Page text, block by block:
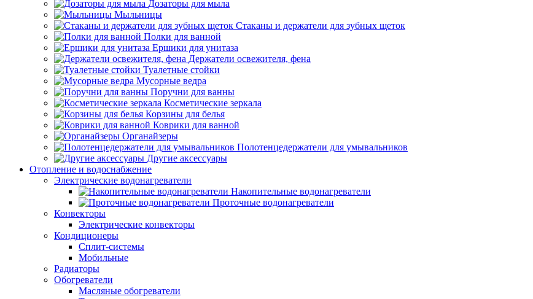
Дозаторы для мыла
Мыльницы
Стаканы и держатели для зубных щеток
Полки для ванной
Ершики для унитаза
Держатели освежителя, фена
Туалетные стойки
Мусорные ведра
Поручни для ванны
Косметические зеркала
Корзины для белья
Коврики для ванной
Органайзеры
Полотенцедержатели для умывальников
Другие аксессуары
Отопление и водоснабжение
Электрические водонагреватели
Накопительные водонагреватели
Проточные водонагреватели
Конвекторы
Электрические конвекторы
Кондиционеры
Сплит-системы
Мобильные
Радиаторы
Обогреватели
Масляные обогреватели